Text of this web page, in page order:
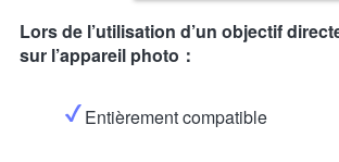
Lors de l’utilisation d’un objectif
sur l’appareil photo：
Entièrement compatible